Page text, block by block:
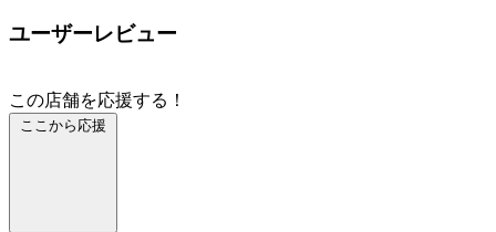
ユーザーレビュー
この店舗を応援する！
ここから応援